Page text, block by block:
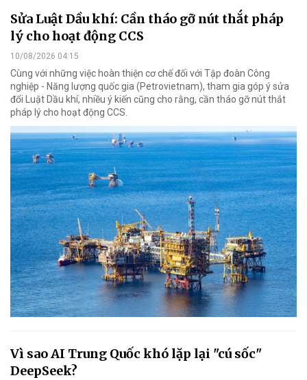
Sửa Luật Dầu khí: Cần tháo gỡ nút thắt pháp
lý cho hoạt động CCS
10/08/2026 04:15
Cùng với những việc hoàn thiện cơ chế đối với Tập đoàn Công
nghiệp - Năng lượng quốc gia (Petrovietnam), tham gia góp ý sửa
đổi Luật Dầu khí, nhiều ý kiến cũng cho rằng, cần tháo gỡ nút thắt
pháp lý cho hoạt động CCS.
Vì sao AI Trung Quốc khó lặp lại "cú sốc"
DeepSeek?